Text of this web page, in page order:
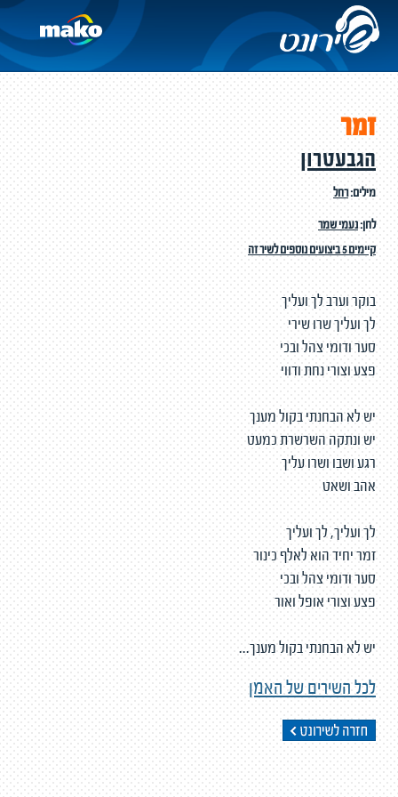
זמר
הגבעטרון
מילים:רחל
לחן:נעמי שמר
קיימים 5 ביצועים נוספים לשיר זה
בוקר וערב לך ועליך
לך ועליך שרו שירי
סער ודומי צהל ובכי
פצע וצורי נחת ודווי
יש לא הבחנתי בקול מענך
יש ונתקה השרשרת כמעט
רגע ושבו ושרו עליך
אהב ושאט
לך ועליך, לך ועליך
זמר יחיד הוא לאלף כינור
סער ודומי צהל ובכי
פצע וצורי אופל ואור
יש לא הבחנתי בקול מענך...
לכל השירים של האמן